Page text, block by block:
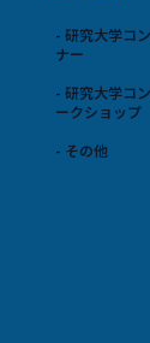
- 研究大学コ
ナー
- 研究大学コ
ークショップ
- その他